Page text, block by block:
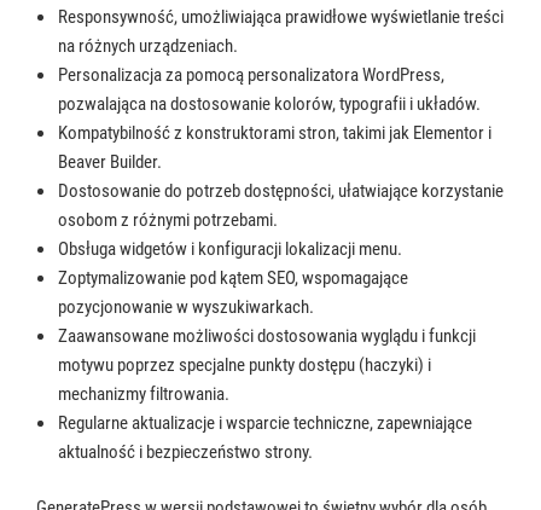
Responsywność, umożliwiająca prawidłowe wyświetlanie treści
na różnych urządzeniach.
Personalizacja za pomocą personalizatora WordPress,
pozwalająca na dostosowanie kolorów, typografii i układów.
Kompatybilność z konstruktorami stron, takimi jak Elementor i
Beaver Builder.
Dostosowanie do potrzeb dostępności, ułatwiające korzystanie
osobom z różnymi potrzebami.
Obsługa widgetów i konfiguracji lokalizacji menu.
Zoptymalizowanie pod kątem SEO, wspomagające
pozycjonowanie w wyszukiwarkach.
Zaawansowane możliwości dostosowania wyglądu i funkcji
motywu poprzez specjalne punkty dostępu (haczyki) i
mechanizmy filtrowania.
Regularne aktualizacje i wsparcie techniczne, zapewniające
aktualność i bezpieczeństwo strony.